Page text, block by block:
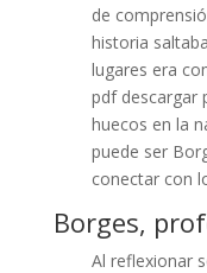
de
historia
lugares era
pdf descargar
huecos en la
puede ser
conectar con
Borges,
Al reflexionar